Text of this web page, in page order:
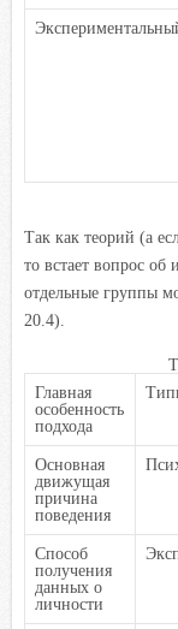
Так как теорий (а
то встает вопрос
отдельные группы
20.4).
Главная
особенность
подхода
Основная
движущая
причина
поведения
Способ
получения
данных о
личности